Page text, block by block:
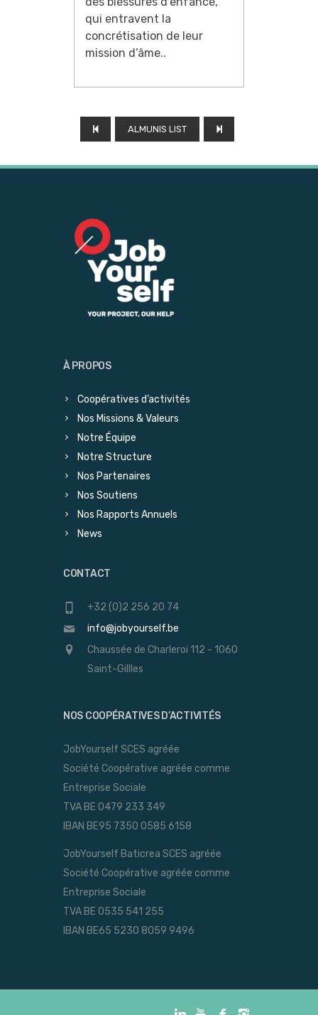
qui entravent la
concrétisation de leur
mission d’âme..
ALMUNIS LIST
À PROPOS
Coopératives d’activités
Nos Missions & Valeurs
Notre Équipe
Notre Structure
Nos Partenaires
Nos Soutiens
Nos Rapports Annuels
News
CONTACT
+32 (0)2 256 20 74
info@jobyourself.be
Chaussée de Charleroi 112 - 1060
Saint-Gillles
NOS COOPÉRATIVES D’ACTIVITÉS
JobYourself SCES agréée
Société Coopérative agréée comme
Entreprise Sociale
TVA BE 0479 233 349
IBAN BE95 7350 0585 6158
JobYourself Baticrea SCES agréée
Société Coopérative agréée comme
Entreprise Sociale
TVA BE 0535 541 255
IBAN BE65 5230 8059 9496